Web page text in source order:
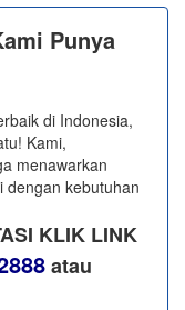
Punya
di Indonesia,
Kami,
menawarkan
dengan kebutuhan
KLIK LINK
​ atau